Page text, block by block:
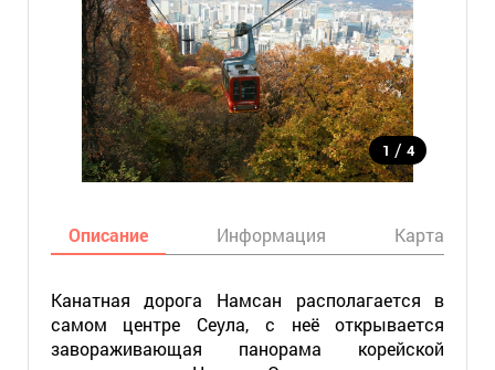
1 / 4
Описание Информация Карта
Канатная дорога Намсан располагается в
самом центре Сеула, с неё открывается
завораживающая панорама корейской